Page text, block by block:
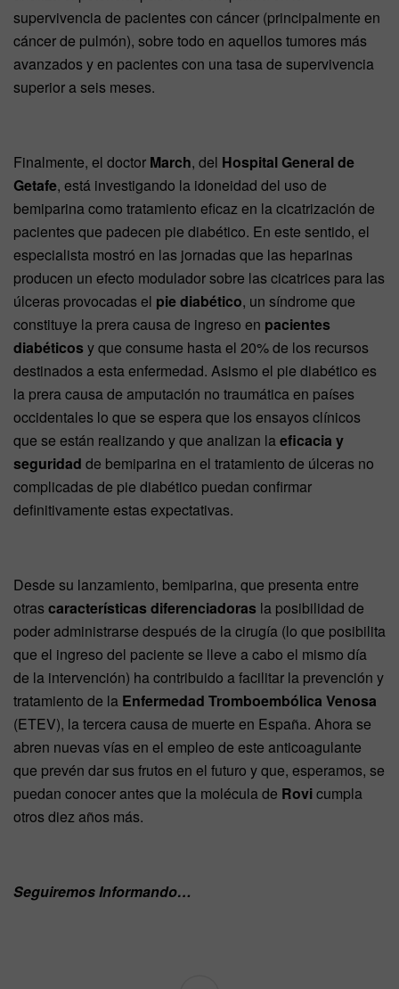
supervivencia de pacientes con cáncer (principalmente en
cáncer de pulmón), sobre todo en aquellos tumores más
avanzados y en pacientes con una tasa de supervivencia
superior a seis meses.
Finalmente, el doctor March, del Hospital General de
Getafe, está investigando la idoneidad del uso de
bemiparina como tratamiento eficaz en la cicatrización de
pacientes que padecen pie diabético. En este sentido, el
especialista mostró en las jornadas que las heparinas
producen un efecto modulador sobre las cicatrices para las
úlceras provocadas el pie diabético, un síndrome que
constituye la prera causa de ingreso en pacientes
diabéticos y que consume hasta el 20% de los recursos
destinados a esta enfermedad. Asismo el pie diabético es
la prera causa de amputación no traumática en países
occidentales lo que se espera que los ensayos clínicos
que se están realizando y que analizan laeficacia y
seguridad de bemiparina en el tratamiento de úlceras no
complicadas de pie diabético puedan confirmar
definitivamente estas expectativas.
Desde su lanzamiento, bemiparina, que presenta entre
otrascaracterísticas diferenciadoras la posibilidad de
poder administrarse después de la cirugía (lo que posibilita
que el ingreso del paciente se lleve a cabo el mismo día
de la intervención) ha contribuido a facilitar la prevención y
tratamiento de la Enfermedad Tromboembólica Venosa
(ETEV), la tercera causa de muerte en España. Ahora se
abren nuevas vías en el empleo de este anticoagulante
que prevén dar sus frutos en el futuro y que, esperamos, se
puedan conocer antes que la molécula de Rovicumpla
otros diez años más.
Seguiremos Informando…